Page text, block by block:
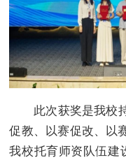
此次获奖是我校
促教、以赛促改、以
我校托育师资队伍建